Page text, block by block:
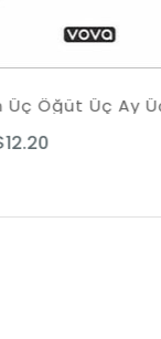
Üç Ay Üç Gün